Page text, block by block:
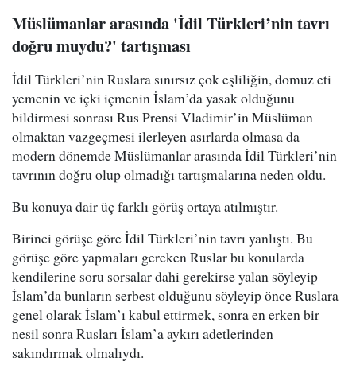
Müslümanlar arasında 'İdil Türkleri’nin tavrı
doğru muydu?' tartışması
İdil Türkleri’nin Ruslara sınırsız çok eşliliğin, domuz eti
yemenin ve içki içmenin İslam’da yasak olduğunu
bildirmesi sonrası Rus Prensi Vladimir’in Müslüman
olmaktan vazgeçmesi ilerleyen asırlarda olmasa da
modern dönemde Müslümanlar arasında İdil Türkleri’nin
tavrının doğru olup olmadığı tartışmalarına neden oldu.
Bu konuya dair üç farklı görüş ortaya atılmıştır.
Birinci görüşe göre İdil Türkleri’nin tavrı yanlıştı. Bu
görüşe göre yapmaları gereken Ruslar bu konularda
kendilerine soru sorsalar dahi gerekirse yalan söyleyip
İslam’da bunların serbest olduğunu söyleyip önce Ruslara
genel olarak İslam’ı kabul ettirmek, sonra en erken bir
nesil sonra Rusları İslam’a aykırı adetlerinden
sakındırmak olmalıydı.